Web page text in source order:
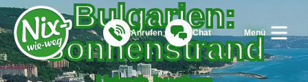
Anrufen Chat Menü
Bulgarien:
Sonnenstrand